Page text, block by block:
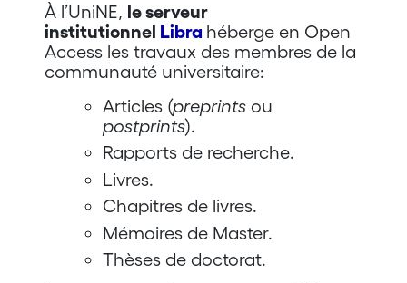
À l’UniNE, le serveur
institutionnel Libra héberge en Open
Access les travaux des membres de la
communauté universitaire:
Articles (preprintsou
postprints).
Rapports de recherche.
Livres.
Chapitres de livres.
Mémoires de Master.
Thèses de doctorat.